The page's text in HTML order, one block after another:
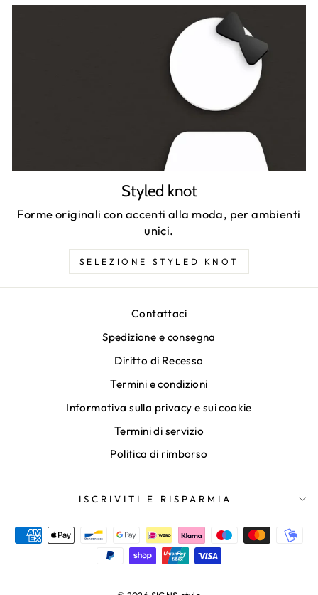
Styled knot
Forme originali con accenti alla moda, per ambienti
unici.
SELEZIONE STYLED KNOT
Contattaci
Spedizione e consegna
Diritto di Recesso
Termini e condizioni
Informativa sulla privacy e sui cookie
Termini di servizio
Politica di rimborso
ISCRIVITI E RISPARMIA